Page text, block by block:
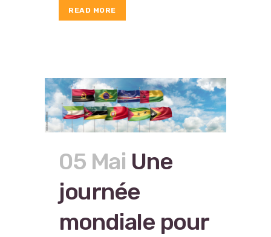
READ MORE
05 Mai Une
journée
mondiale pour